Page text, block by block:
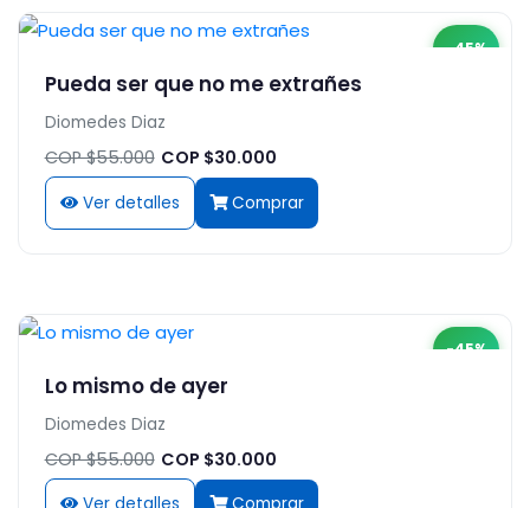
-45%
Pueda ser que no me extrañes
Diomedes Diaz
COP $55.000 COP $30.000
Ver detalles Comprar
-45%
Lo mismo de ayer
Diomedes Diaz
COP $55.000 COP $30.000